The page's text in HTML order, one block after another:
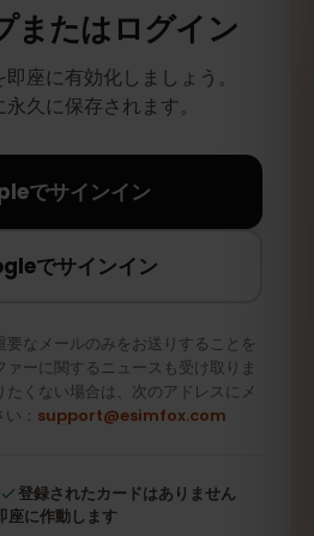
またはログイン
座に有効化しましょう。
久に保存されます。
でサインイン
でサインイン
要なメールのみをお送りすることを
ーに関するニュースも受け取りま
くない場合は、次のアドレスにメ
： support@esimfox.com
登録されたカードはありません
座に作動します